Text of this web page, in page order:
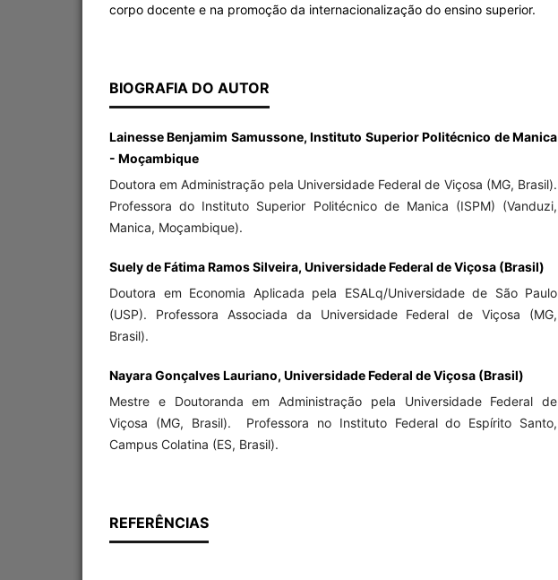
corpo docente e na promoção da internacionalização do ensino superior.
BIOGRAFIA DO AUTOR
Lainesse Benjamim Samussone, Instituto Superior Politécnico de Manica
- Moçambique
Doutora em Administração pela Universidade Federal de Viçosa (MG, Brasil).
Professora do Instituto Superior Politécnico de Manica (ISPM) (Vanduzi,
Manica, Moçambique).
Suely de Fátima Ramos Silveira, Universidade Federal de Viçosa (Brasil)
Doutora em Economia Aplicada pela ESALq/Universidade de São Paulo
(USP). Professora Associada da Universidade Federal de Viçosa (MG,
Brasil).
Nayara Gonçalves Lauriano, Universidade Federal de Viçosa (Brasil)
Mestre e Doutoranda em Administração pela Universidade Federal de
Viçosa (MG, Brasil). Professora no Instituto Federal do Espírito Santo,
Campus Colatina (ES, Brasil).
REFERÊNCIAS